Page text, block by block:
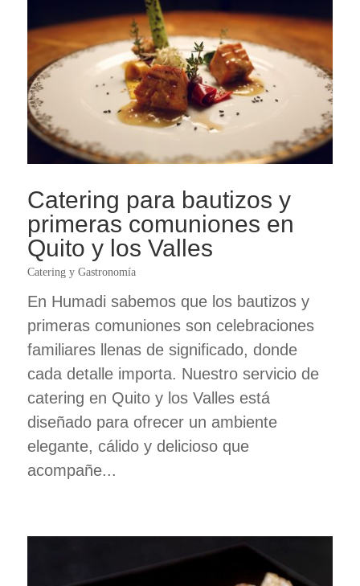
Catering para bautizos y
primeras comuniones en
Quito y los Valles
Catering y Gastronomía
En Humadi sabemos que los bautizos y
primeras comuniones son celebraciones
familiares llenas de significado, donde
cada detalle importa. Nuestro servicio de
catering en Quito y los Valles está
diseñado para ofrecer un ambiente
elegante, cálido y delicioso que
acompañe...